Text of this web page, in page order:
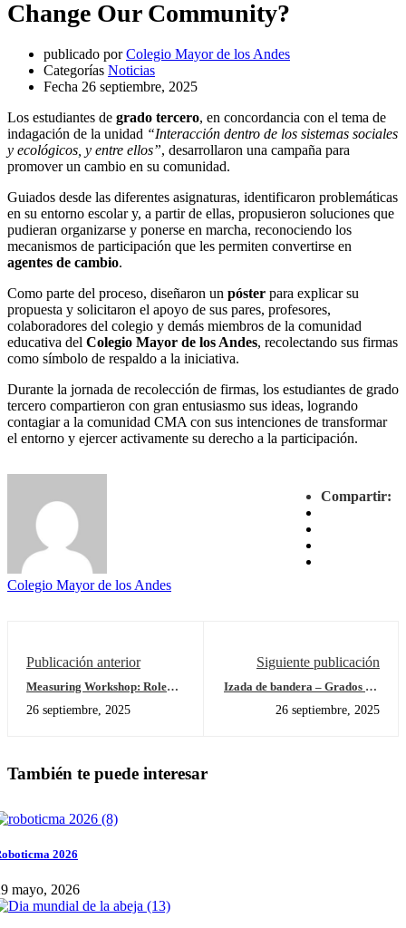
Change Our Community?
publicado por Colegio Mayor de los Andes
Categorías Noticias
Fecha 26 septiembre, 2025
Los estudiantes de grado tercero, en concordancia con el tema de
indagación de la unidad “Interacción dentro de los sistemas sociales
y ecológicos, y entre ellos”, desarrollaron una campaña para
promover un cambio en su comunidad.
Guiados desde las diferentes asignaturas, identificaron problemáticas
en su entorno escolar y, a partir de ellas, propusieron soluciones que
pudieran organizarse y ponerse en marcha, reconociendo los
mecanismos de participación que les permiten convertirse en
agentes de cambio.
Como parte del proceso, diseñaron un póster para explicar su
propuesta y solicitaron el apoyo de sus pares, profesores,
colaboradores del colegio y demás miembros de la comunidad
educativa del Colegio Mayor de los Andes, recolectando sus firmas
como símbolo de respaldo a la iniciativa.
Durante la jornada de recolección de firmas, los estudiantes de grado
tercero compartieron con gran entusiasmo sus ideas, logrando
contagiar a la comunidad CMA con sus intenciones de transformar
el entorno y ejercer activamente su derecho a la participación.
Compartir:
Colegio Mayor de los Andes
Publicación anterior
Measuring Workshop: Role
26 septiembre, 2025
Siguiente publicación
Izada de bandera – Grados 3A
26 septiembre, 2025
También te puede interesar
2026
mayo, 2026